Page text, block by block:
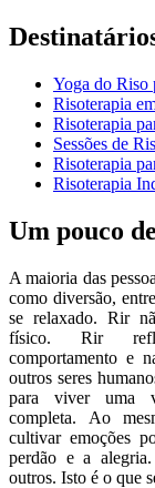
Yoga do Riso
Risoterapia
Risoterapia
Sessões de
Risoterapia
Risoterapia
Um pouco
A maioria das
como diversão,
se relaxado. Rir
físico. Rir
comportamento e
outros seres
para viver uma
completa. Ao
cultivar emoções
perdão e a
outros. Isto é o que